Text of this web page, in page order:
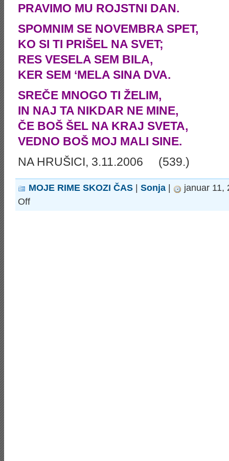
PRAVIMO MU ROJSTNI DAN.
SPOMNIM SE NOVEMBRA SPET,
KO SI TI PRIŠEL NA SVET;
RES VESELA SEM BILA,
KER SEM ‘MELA SINA DVA.
SREČE MNOGO TI ŽELIM,
IN NAJ TA NIKDAR NE MINE,
ČE BOŠ ŠEL NA KRAJ SVETA,
VEDNO BOŠ MOJ MALI SINE.
NA HRUŠICI, 3.11.2006
(539.)
MOJE RIME SKOZI ČAS Sonja
januar 11,
Offon